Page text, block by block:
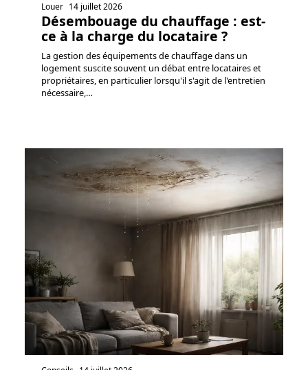
Louer 14 juillet 2026
Désembouage du chauffage : est-
ce à la charge du locataire ?
La gestion des équipements de chauffage dans un
logement suscite souvent un débat entre locataires et
propriétaires, en particulier lorsqu'il s'agit de l'entretien
nécessaire,…